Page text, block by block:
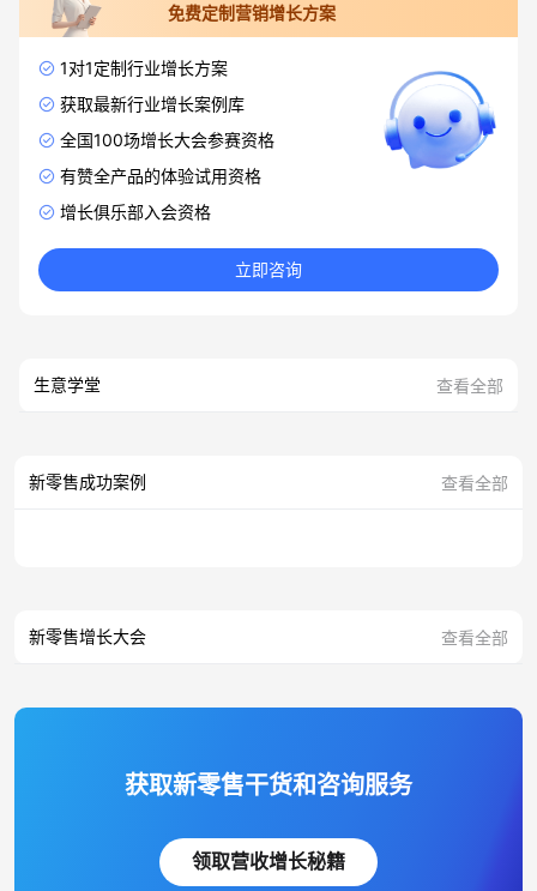
免费定制营销增长方案
1对1定制行业增长方案
获取最新行业增长案例库
全国100场增长大会参赛资格
有赞全产品的体验试用资格
增长俱乐部入会资格
立即咨询
生意学堂 查看全部
新零售成功案例 查看全部
新零售增长大会 查看全部
获取新零售干货和咨询服务
领取营收增长秘籍